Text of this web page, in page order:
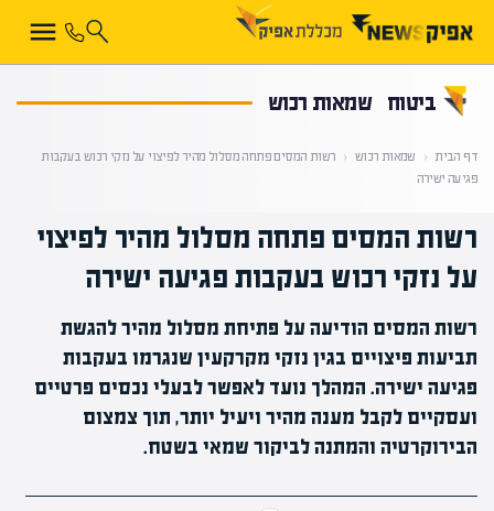
ביטוח שמאות רכוש
דף הבית ‹ שמאות רכוש ‹ רשות המסים פתחה מסלול מהיר לפיצוי על נזקי רכוש בעקבות
פגיעה ישירה
רשות המסים פתחה מסלול מהיר לפיצוי
על נזקי רכוש בעקבות פגיעה ישירה
רשות המסים הודיעה על פתיחת מסלול מהיר להגשת
תביעות פיצויים בגין נזקי מקרקעין שנגרמו בעקבות
פגיעה ישירה. המהלך נועד לאפשר לבעלי נכסים פרטיים
ועסקיים לקבל מענה מהיר ויעיל יותר, תוך צמצום
הבירוקרטיה והמתנה לביקור שמאי בשטח.